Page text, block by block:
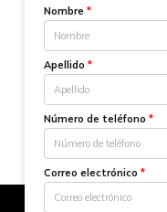
Nombre *
Apellido *
Número de teléfono *
Correo electrónico *